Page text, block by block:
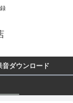
音ダウンロード